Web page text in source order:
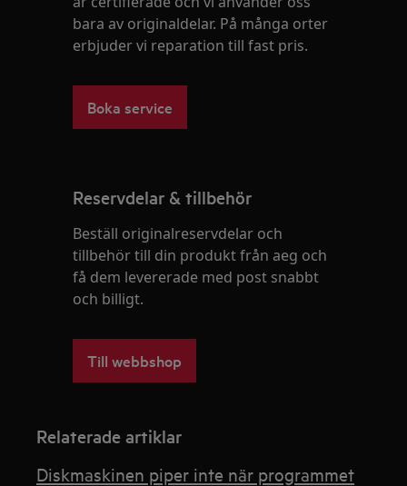
bara av originaldelar. På många orter
erbjuder vi reparation till fast pris.
Boka service
Reservdelar & tillbehör
Beställ originalreservdelar och
tillbehör till din produkt från aeg och
få dem levererade med post snabbt
och billigt.
Till webbshop
Relaterade artiklar
Diskmaskinen piper inte när programmet